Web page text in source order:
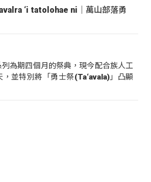
‘i tatolohae ni｜萬山部落勇
為期四個月的祭典，現今配合族人工
並特別將「勇士祭(Ta‘avala)」凸顯